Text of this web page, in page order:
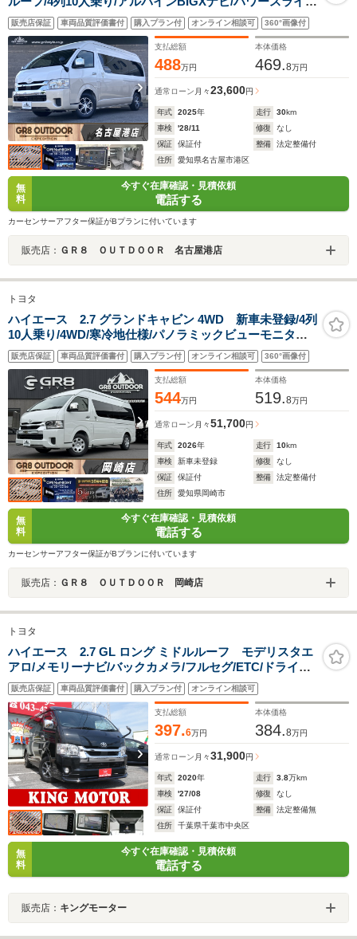
ドア/デジタルインナーミラー/純正15インチアルミホイー
ル/助手席エアバッグ/トヨタセーフティセンス
販売店保証 車両品質評価書付 購入プラン付 オンライン相談可 360°画像付
支払総額
488万円
本体価格
469.8万円
通常ローン 月々23,600円
年式 2025年 走行 30km
車検
'28/11 修復
なし
保証
保証付 整備
法定整備付
住所
愛知県名古屋市港区
無
料
今すぐ在庫確認・見積依頼
電話する
カーセンサーアフター保証がBプランに付いています
販売店： ＧＲ８ ＯＵＴＤＯＯＲ 名古屋港店
トヨタ
ハイエース 2.7 グランドキャビン 4WD 新車未登録/4列
10人乗り/4WD/寒冷地仕様/パノラミックビューモニター/
デジタルインナーミラー/衝突軽減ブレーキ/片側電動スラ
イドドア/純正8インチナビ/クルーズコントロール
販売店保証 車両品質評価書付 購入プラン付 オンライン相談可 360°画像付
支払総額
544万円
本体価格
519.8万円
通常ローン 月々51,700円
年式 2026年 走行 10km
車検
新車未登録 修復
なし
保証
保証付 整備
法定整備付
住所
愛知県岡崎市
無
料
今すぐ在庫確認・見積依頼
電話する
カーセンサーアフター保証がBプランに付いています
販売店： ＧＲ８ ＯＵＴＤＯＯＲ 岡崎店
トヨタ
ハイエース 2.7 GL ロング ミドルルーフ モデリスタエ
アロ/メモリーナビ/バックカメラ/フルセグ/ETC/ドライブ
レコーダー/後席モニター/パーキングアシスト/障害物セン
サー/AC100V/純正アルミ/HDMI入力端子/USB入力端子/オ
ートマチックハイビーム
販売店保証 車両品質評価書付 購入プラン付 オンライン相談可
支払総額
397.6万円
本体価格
384.8万円
通常ローン 月々31,900円
年式 2020年 走行 3.8万km
車検
'27/08 修復
なし
保証
保証付 整備
法定整備無
住所
千葉県千葉市中央区
無
料
今すぐ在庫確認・見積依頼
電話する
販売店： キングモーター